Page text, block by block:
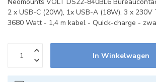
2 x USB-C (20W), 1x USB-A (18W), 3 x
3680 Watt - 1,4 m kabel - Quick-charge -
In Winkelwagen